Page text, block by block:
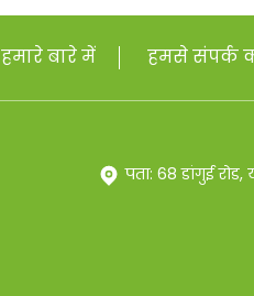
हमारे बारे में हमसे संपर्क
पता: 68 डांगुई